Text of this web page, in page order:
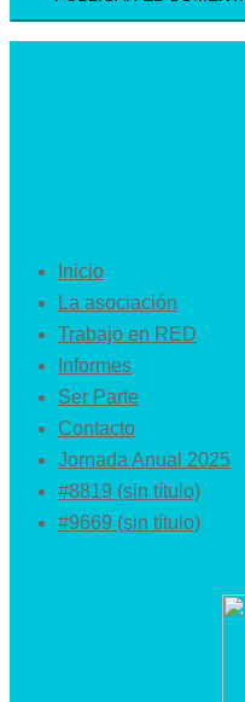
Inicio
La asociación
Trabajo en RED
Informes
Ser Parte
Contacto
Jornada Anual 2025
#8819 (sin título)
#9669 (sin título)